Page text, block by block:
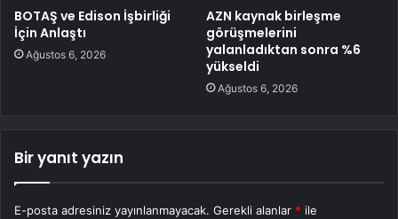
BOTAŞ ve Edison İşbirliği
İçin Anlaştı
Ağustos 6, 2026
AZN kaynak birleşme
görüşmelerini
yalanladıktan sonra %6
yükseldi
Ağustos 6, 2026
Bir yanıt yazın
E-posta adresiniz yayınlanmayacak. Gerekli alanlar * ile